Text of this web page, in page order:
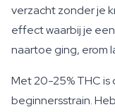
verzacht zonder je
effect waarbij je
naartoe ging, erom
Met 20-25% THC
beginnersstrain.